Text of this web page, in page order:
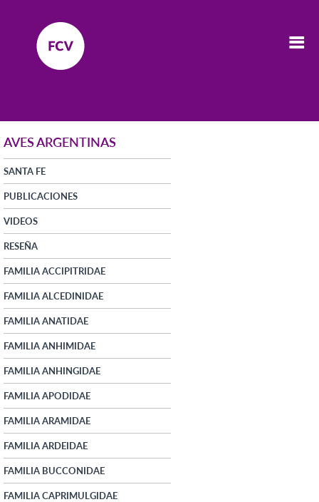
AVES ARGENTINAS
SANTA FE
PUBLICACIONES
VIDEOS
RESEÑA
FAMILIA ACCIPITRIDAE
FAMILIA ALCEDINIDAE
FAMILIA ANATIDAE
FAMILIA ANHIMIDAE
FAMILIA ANHINGIDAE
FAMILIA APODIDAE
FAMILIA ARAMIDAE
FAMILIA ARDEIDAE
FAMILIA BUCCONIDAE
FAMILIA CAPRIMULGIDAE